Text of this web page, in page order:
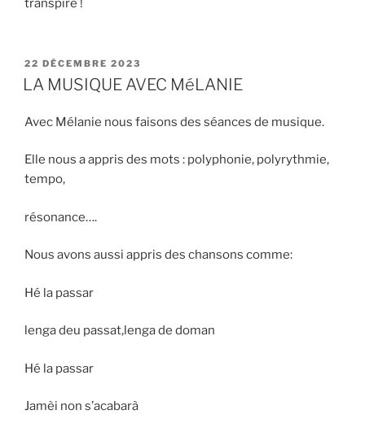
transpire !
PUBLIÉ
LE
22 DÉCEMBRE 2023
LA MUSIQUE AVEC MéLANIE
Avec Mélanie nous faisons des séances de musique.
Elle nous a appris des mots : polyphonie, polyrythmie,
tempo,
résonance….
Nous avons aussi appris des chansons comme:
Hé la passar
lenga deu passat,lenga de doman
Hé la passar
Jamèi non s’acabarà